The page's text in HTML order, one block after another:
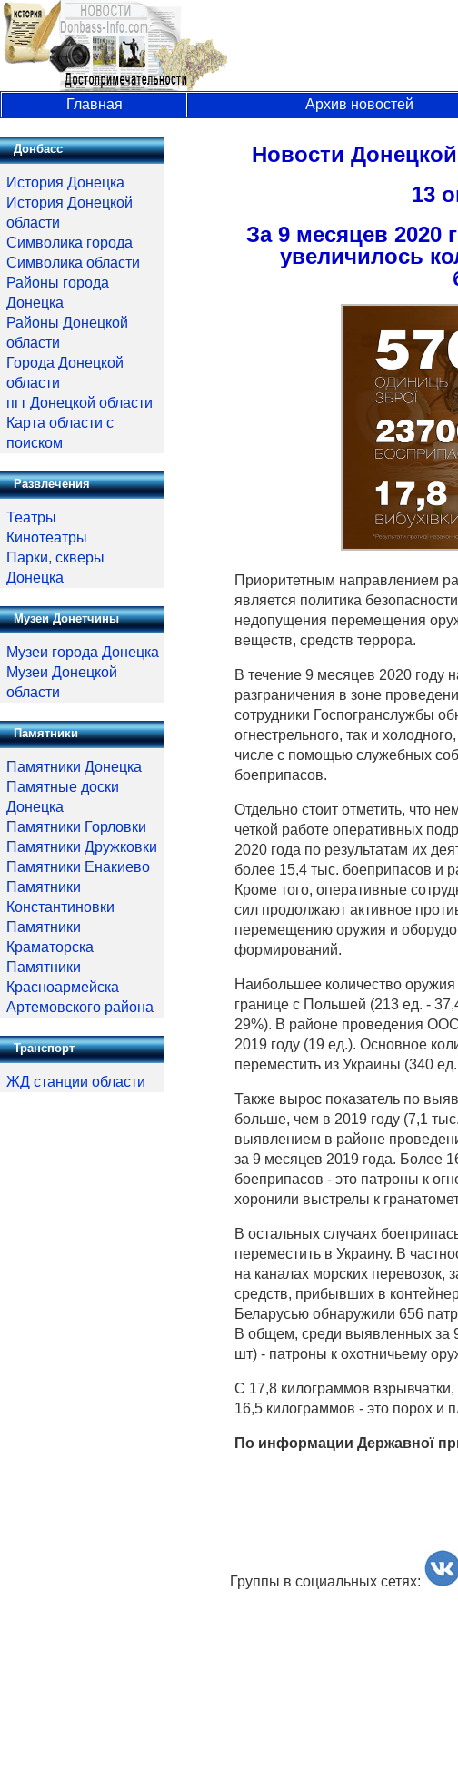
Главная Архив новостей
Новости
13
За 9 месяцев 2020
увеличилось
Приоритетным направлением
является политика
недопущения перемещения
веществ, средств террора.
В течение 9 месяцев 2020 году
разграничения в зоне
сотрудники Госпогранслужбы
огнестрельного, так и
числе с помощью служебных
боеприпасов.
Отдельно стоит отметить, что
четкой работе оперативных
2020 года по результатам их
более 15,4 тыс. боеприпасов и
Кроме того, оперативные
сил продолжают активное
перемещению оружия и
формирований.
Наибольшее количество оружия
границе с Польшей (213 ед. -
29%). В районе проведения
2019 году (19 ед.). Основное
переместить из Украины (340
Также вырос показатель по
больше, чем в 2019 году (7,1
выявлением в районе
за 9 месяцев 2019 года. Более
боеприпасов - это патроны к
хоронили выстрелы к
В остальных случаях
переместить в Украину. В
на каналах морских перевозок,
средств, прибывших в
Беларусью обнаружили 656
В общем, среди выявленных за
шт) - патроны к охотничьему
С 17,8 килограммов
16,5 килограммов - это порох и
По информации Державної
Группы в социальных сетях:
Донбасс
История Донецка
История Донецкой
области
Символика города
Символика области
Районы города
Донецка
Районы Донецкой
области
Города Донецкой
области
пгт Донецкой области
Карта области с
поиском
Развлечения
Театры
Кинотеатры
Парки, скверы
Донецка
Музеи Донетчины
Музеи города Донецка
Музеи Донецкой
области
Памятники
Памятники Донецка
Памятные доски
Донецка
Памятники Горловки
Памятники Дружковки
Памятники Енакиево
Памятники
Константиновки
Памятники
Краматорска
Памятники
Красноармейска
Артемовского района
Транспорт
ЖД станции области